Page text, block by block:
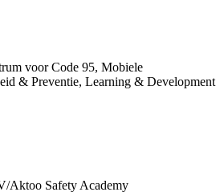
voor Code 95, Mobiele
& Preventie, Learning & Development
Aktoo Safety Academy